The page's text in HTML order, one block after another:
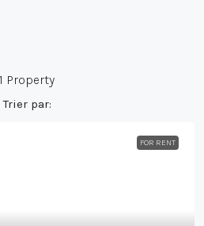
1 Property
Trier par:
FOR RENT